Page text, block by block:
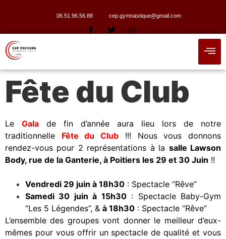
06.51.96.56.88 cep.gymnastique@gmail.com
Fête du Club
Le Gala de fin d’année aura lieu lors de notre
traditionnelle Fête du Club !!! Nous vous donnons
rendez-vous pour 2 représentations à la salle Lawson
Body, rue de la Ganterie, à Poitiers les 29 et 30 Juin !!
Vendredi 29 juin à 18h30 : Spectacle “Rêve”
Samedi 30 juin à 15h30: Spectacle Baby-Gym
“Les 5 Légendes”, & à 18h30 : Spectacle “Rêve”
L’ensemble des groupes vont donner le meilleur d’eux-
mêmes pour vous offrir un spectacle de qualité et vous